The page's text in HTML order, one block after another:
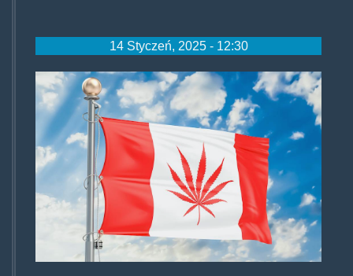
14 Styczeń, 2025 - 12:30
canadianmjflagproud.jpg